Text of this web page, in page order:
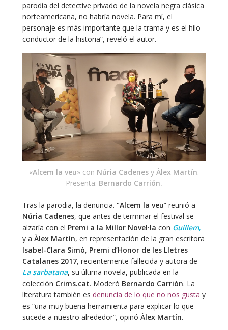
parodia del detective privado de la novela negra clásica
norteamericana, no habría novela. Para mí, el
personaje es más importante que la trama y es el hilo
conductor de la historia”, reveló el autor.
«Alcem la veu» con Núria Cadenesy Àlex Martín.
Presenta: Bernardo Carrión.
Tras la parodia, la denuncia. “Alcem la veu” reunió a
Núria Cadenes, que antes de terminar el festival se
alzaría con el Premi a la Millor Novel·la con Guillem,
y a Àlex Martín, en representación de la gran escritora
Isabel-Clara Simó, Premi d’Honor de les Lletres
Catalanes 2017, recientemente fallecida y autora de
La sarbatana, su última novela, publicada en la
colección Crims.cat. Moderó Bernardo Carrión. La
literatura también es denuncia de lo que no nos gusta y
es “una muy buena herramienta para explicar lo que
sucede a nuestro alrededor”, opinó Àlex Martín.